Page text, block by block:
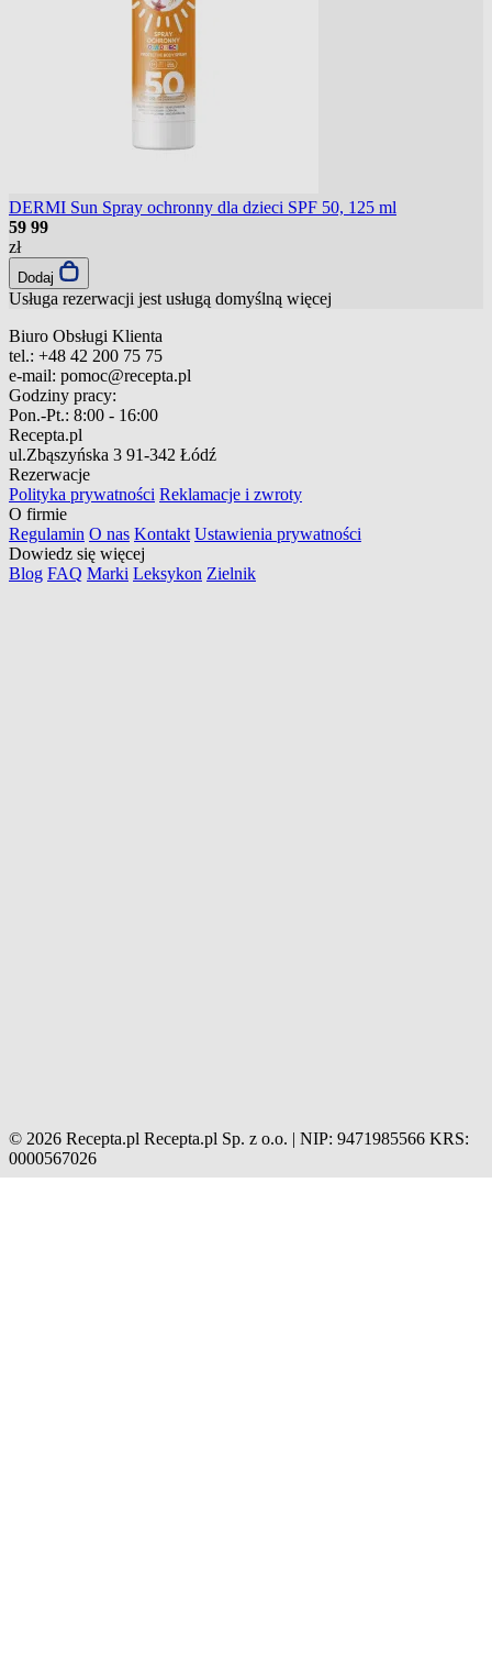
DERMI Sun Spray ochronny dla dzieci SPF 50, 125 ml
59 99
zł
Dodaj
Usługa rezerwacji jest usługą domyślną więcej
Biuro Obsługi Klienta
tel.: +48 42 200 75 75
e-mail: pomoc@recepta.pl
Godziny pracy:
Pon.-Pt.: 8:00 - 16:00
Recepta.pl
ul.Zbąszyńska 3 91-342 Łódź
Rezerwacje
Polityka prywatności Reklamacje i zwroty
O firmie
Regulamin O nas Kontakt Ustawienia prywatności
Dowiedz się więcej
Blog FAQ Marki Leksykon Zielnik
© 2026 Recepta.pl Recepta.pl Sp. z o.o. | NIP: 9471985566 KRS:
0000567026